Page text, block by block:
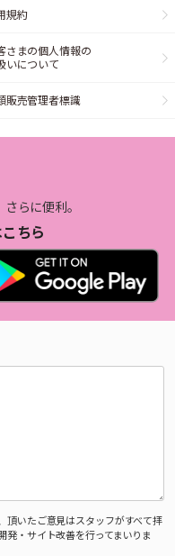
規約
さまの個人情報の
いについて
販売管理者標識
らに便利。
ちら
頂いたご意見はスタッフがすべて拝
発・サイト改善を行ってまいりま